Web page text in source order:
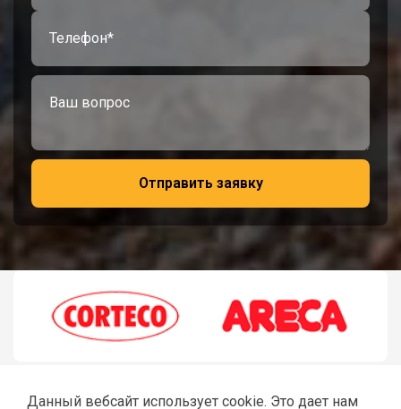
Данный вебсайт использует cookie. Это дает нам
Отправить заявку